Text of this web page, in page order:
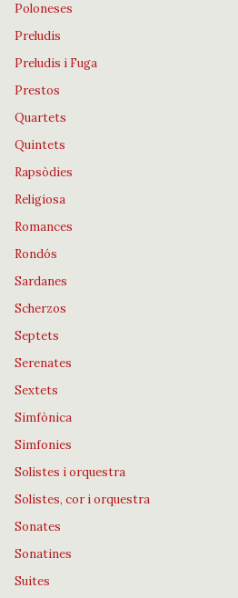
Poloneses
Preludis
Preludis i Fuga
Prestos
Quartets
Quintets
Rapsòdies
Religiosa
Romances
Rondós
Sardanes
Scherzos
Septets
Serenates
Sextets
Simfònica
Simfonies
Solistes i orquestra
Solistes, cor i orquestra
Sonates
Sonatines
Suites